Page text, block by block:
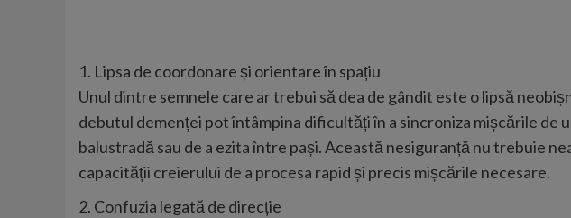
1. Lipsa de coordonare și orientare în spațiu
Unul dintre semnele care ar trebui să dea de gândit este o lipsă
debutul demenței pot întâmpina dificultăți în a sincroniza mișcările de
balustradă sau de a ezita între pași. Această nesiguranță nu trebuie
capacității creierului de a procesa rapid și precis mișcările necesare.
2. Confuzia legată de direcție